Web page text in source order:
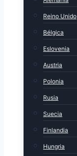
Reino Unido
Bélgica
Eslovenia
Austria
Polonia
Rusia
Suecia
Finlandia
Hungria